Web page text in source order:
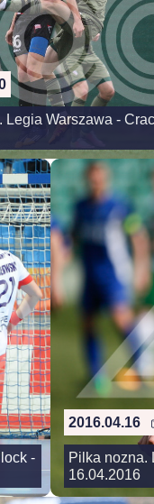
Legia Warszawa -
-
2016.04.16
Pilka nozna.
16.04.2016